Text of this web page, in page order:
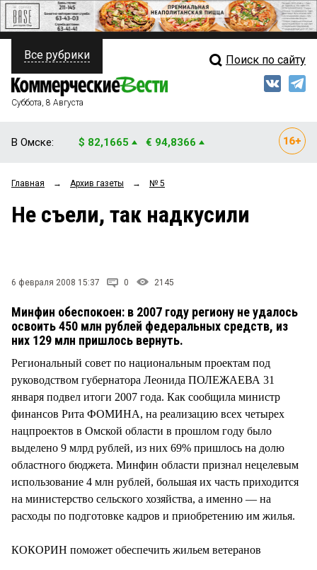
ПОЛИТИКА
ФИНАНСЫ
ОБЩЕСТВО
ЗАКОН
ПРОИСШЕСТВИЯ
СТИЛЬ ЖИЗНИ
Свежий выпуск
Рейтинги
Все рубрики Поиск по сайту
Суббота, 8 Августа
В Омске: $ 82,1665 € 94,8366
Главная → Архив газеты → № 5
Не съели, так надкусили
6 февраля 2008 15:37 0 2145
Минфин обеспокоен: в 2007 году региону не удалось
освоить 450 млн рублей федеральных средств, из
них 129 млн пришлось вернуть.
Региональный совет по национальным проектам под
руководством губернатора Леонида ПОЛЕЖАЕВА 31
января подвел итоги 2007 года. Как сообщила министр
финансов Рита ФОМИНА, на реализацию всех четырех
нацпроектов в Омской области в прошлом году было
выделено 9 млрд рублей, из них 69% пришлось на долю
областного бюджета. Минфин области признал нецелевым
использование 4 млн рублей, большая их часть приходится
на министерство сельского хозяйства, а именно — на
расходы по подготовке кадров и приобретению им жилья.
КОКОРИН поможет обеспечить жильем ветеранов